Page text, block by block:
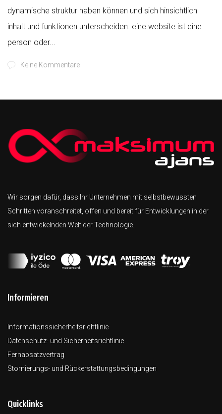
dynamische struktur haben können und sich hinsichtlich
inhalt und funktionen unterscheiden. eine website ist eine
person oder...
Keine Kommentare
Wir sorgen dafür, dass Ihr Unternehmen mit selbstbewussten
Schritten voranschreitet, offen und bereit für Entwicklungen in der
sich entwickelnden Welt der Technologie.
Informieren
Informationssicherheitsrichtlinie
Datenschutz- und Sicherheitsrichtlinie
Fernabsatzvertrag
Stornierungs- und Rückerstattungsbedingungen
Quicklinks